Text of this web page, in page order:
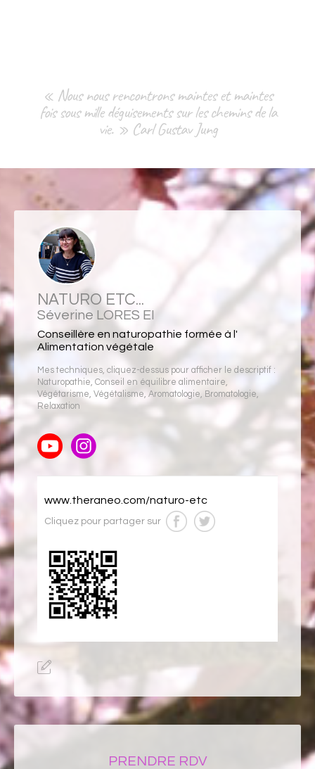
« Nous nous rencontrons maintes et maintes
fois sous mille déguisements sur les chemins de la
vie. » Carl Gustav Jung
NATURO ETC...
Séverine LORES EI
Conseillère en naturopathie formée à l'
Alimentation végétale
Mes techniques, cliquez-dessus pour afficher le descriptif :
Naturopathie, Conseil en équilibre alimentaire,
Végétarisme, Végétalisme, Aromatologie, Bromatologie,
Relaxation
www.theraneo.com/naturo-etc
Cliquez pour partager sur
PRENDRE RDV